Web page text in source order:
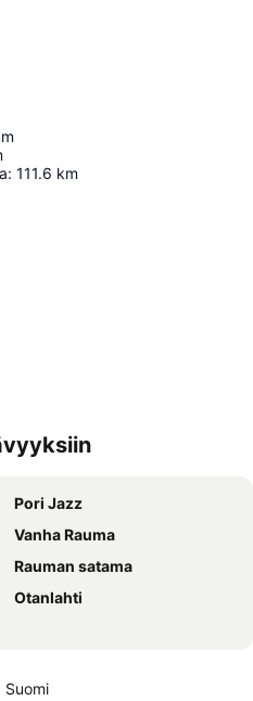
: 111.6 km
Pori Jazz
Vanha Rauma
Rauman satama
Otanlahti
Suomi